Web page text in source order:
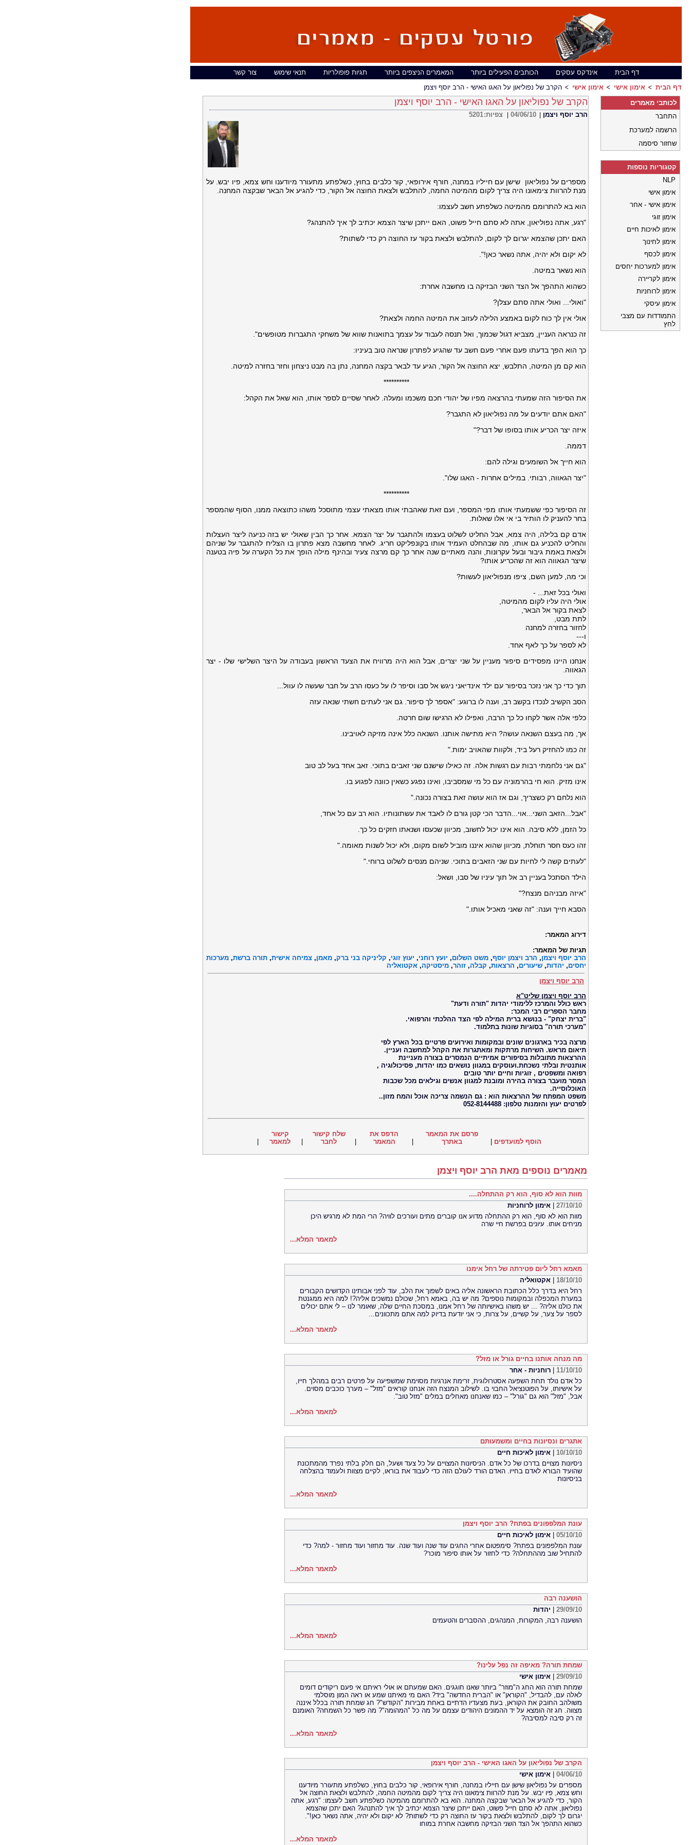
דף הבית אינדקס עסקים הכותבים הפעילים ביותר המאמרים הניצפים ביותר תגיות פופולריות תנאי שימוש
צור קשר
דף הבית
אימון אישי אימון אישי הקרב של נפוליאון על האגו האישי - הרב יוסף ויצמן
הקרב של נפוליאון על האגו האישי - הרב יוסף ויצמן
הרב יוסף ויצמן 04/06/10 צפיות:5201
מספרים על נפוליאון שישן עם חייליו במחנה, חורף אירופאי, קור כלבים בחוץ, כשלפתע מתעורר מיודענו וחש צמא, פיו יבש. על
מנת להרוות צימאונו היה צריך לקום מהמיטה החמה, להתלבש ולצאת החוצה אל הקור, כדי להגיע אל הבאר שבקצה המחנה.
הוא בא להתרומם מהמיטה כשלפתע חשב לעצמו:
"רגע, אתה נפוליאון, אתה לא סתם חייל פשוט, האם ייתכן שיצר הצמא יכתיב לך איך להתנהג?
האם יתכן שהצמא יגרום לך לקום, להתלבש ולצאת בקור עז החוצה רק כדי לשתות?
לא יקום ולא יהיה, אתה נשאר כאן!".
הוא נשאר במיטה.
כשהוא התהפך אל הצד השני הבזיקה בו מחשבה אחרת:
"ואולי... ואולי אתה סתם עצלן?
אולי אין לך כוח לקום באמצע הלילה לעזוב את המיטה החמה ולצאת?
זה כנראה העניין, מצביא דגול שכמוך, ואל תנסה לעבוד על עצמך בתואנות שווא של משחקי התגברות מטופשים".
כך הוא הפך בדעתו פעם אחרי פעם חשב עד שהגיע לפתרון שנראה טוב בעיניו:
הוא קם מן המיטה, התלבש, יצא החוצה אל הקור, הגיע עד לבאר בקצה המחנה, נתן בה מבט ניצחון וחזר בחזרה למיטה.
**********
את הסיפור הזה שמעתי בהרצאה מפיו של יהודי חכם משכמו ומעלה. לאחר שסיים לספר אותו, הוא שאל את הקהל:
"האם אתם יודעים על מה נפוליאון לא התגבר?
איזה יצר הכריע אותו בסופו של דבר?"
דממה.
הוא חייך אל השומעים וגילה להם:
"יצר הגאווה, רבותי. במילים אחרות - האגו שלו".
**********
זה הסיפור כפי ששמעתי אותו מפי המספר, ועם זאת שאהבתי אותו מצאתי עצמי מתוסכל משהו כתוצאה ממנו, הסוף שהמספר
בחר להעניק לו הותיר בי אי אלו שאלות.
אדם קם בלילה, היה צמא, אבל החליט לשלוט בעצמו ולהתגבר על יצר הצמא. אחר כך הבין שאולי יש בזה כניעה ליצר העצלות
והחליט להכניע גם אותו, מה שבהחלט העמיד אותו בקונפליקט חריג. לאחר מחשבה מצא פתרון בו הצליח להתגבר על שניהם
ולצאת באמת גיבור ובעל עקרונות, והנה מאתיים שנה אחר כך קם מרצה צעיר ובהינף מילה הופך את כל הקערה על פיה בטענה
שיצר הגאווה הוא זה שהכריע אותו?
וכי מה, למען השם, ציפו מנפוליאון לעשות?
ואולי בכל זאת... -
אולי היה עליו לקום מהמיטה,
לצאת בקור אל הבאר,
לתת מבט,
לחזור בחזרה למחנה
ו---
לא לספר על כך לאף אחד.
אנחנו היינו מפסידים סיפור מעניין על שני יצרים, אבל הוא היה מרוויח את הצעד הראשון בעבודה על היצר השלישי שלו - יצר
הגאווה.
תוך כדי כך אני נזכר בסיפור עם ילד אינדיאני ניגש אל סבו וסיפר לו על כעסו הרב על חבר שעשה לו עוול...
הסב הקשיב לנכדו בקשב רב, וענה לו ברוגע: "אספר לך סיפור. גם אני לעתים חשתי שנאה עזה
כלפי אלה אשר לקחו כל כך הרבה, ואפילו לא הרגישו שום חרטה.
אך, מה בעצם השנאה עושה? היא מתישה אותנו. השנאה כלל אינה מזיקה לאויבינו.
זה כמו להחזיק רעל ביד, ולקוות שהאויב ימות."
"גם אני נלחמתי רבות עם רגשות אלה. זה כאילו שישנם שני זאבים בתוכי. זאב אחד בעל לב טוב
אינו מזיק. הוא חי בהרמוניה עם כל מי שמסביבו, ואינו נפגע כשאין כוונה לפגוע בו.
הוא נלחם רק כשצריך, וגם אז הוא עושה זאת בצורה נכונה."
"אבל...הזאב השני...אוי...הדבר הכי קטן גורם לו לאבד את עשתונותיו. הוא רב עם כל אחד,
כל הזמן, ללא סיבה. הוא אינו יכול לחשוב, מכיוון שכעסו ושנאתו חזקים כל כך.
זהו כעס חסר תוחלת, מכיוון שהוא איננו מוביל לשום מקום, ולא יכול לשנות מאומה."
"לעתים קשה לי לחיות עם שני הזאבים בתוכי. שניהם מנסים לשלוט ברוחי."
הילד הסתכל בעניין רב אל תוך עיניו של סבו, ושאל:
"איזה מבניהם מנצח?"
הסבא חייך וענה: "זה שאני מאכיל אותו."
דירוג המאמר:
תגיות של המאמר:
הרב יוסף ויצמן, הרב ויצמן יוסף, משט השלום, יועץ רוחני, יעוץ זוגי, קליניקה בני ברק, מאמן, צמיחה אישית, תורה ברשת, מערכות
יחסים, יהדות, שיעורים, הרצאות, קבלה, זוהר, מיסטיקה, אקטואליה
הרב יוסף ויצמן
הרב יוסף ויצמן שליט"א
ראש כולל והמרכז ללימודי יהדות "תורה ודעת"
מחבר הספרים רבי המכר:
"ברית יצחק" - בנושא ברית המילה לפי הצד ההלכתי והרפואי.
"מערכי תורה" בסוגיות שונות בתלמוד.
מרצה בכיר בארגונים שונים ובמקומות ואירועים פרטיים בכל הארץ לפי
תיאום מראש. השיחות מרתקות ומאתגרות את הקהל למחשבה ועניין.
ההרצאות מתובלות בסיפורים אמיתיים הנמסרים בצורה מעניינת
אותנטית ובלתי נשכחת.ועוסקים במגוון נושאים כמו יהדות, פסיכולוגיה ,
רפואה ומשפטים , זוגיות וחיים יותר טובים
המסר מועבר בצורה בהירה ומובנת למגוון אנשים וגילאים מכל שכבות
האוכלוסייה.
משפט המפתח של ההרצאות הוא : גם הנשמה צריכה אוכל והמח מזון..
לפרטים יעוץ והזמנות טלפון: 052-8144488
הוסף למועדפים
פרסם את המאמר
באתרך
הדפס את
המאמר
שלח קישור
לחבר
קישור
למאמר
מאמרים נוספים מאת הרב יוסף ויצמן
מוות הוא לא סוף, הוא רק ההתחלה....
27/10/10
אימון לרוחניות
מוות הוא לא סוף, הוא רק ההתחלה מדוע אנו קוברים מתים ועורכים לוויה? הרי המת לא מרגיש היכן
מניחים אותו. עיונים בפרשת חיי שרה
למאמר המלא...
מאמא רחל ליום פטירתה של רחל אימנו
18/10/10
אקטואליה
רחל היא בדרך כלל הכתובת הראשונה אליה באים לשפוך את הלב, עוד לפני אבותינו הקדושים הקבורים
במערת המכפלה ובמקומות נוספים? מה יש בה, באמא רחל, שכולם נמשכים אליה?! למה היא ממגנטת
את כולנו אליה? ... יש משהו באישיותה של רחל אמנו, במסכת החיים שלה, שאומר לנו – לי אתם יכולים
לספר על צער, על קשיים, על צרות, כי אני יודעת בדיוק למה אתם מתכוונים...
למאמר המלא...
מה מנחה אותנו בחיים גורל או מזל?
11/10/10
רוחניות - אחר
כל אדם נולד תחת השפעה אסטרולוגית, זרימת אנרגיות מסוימת שמשפיעה על פרטים רבים במהלך חייו,
על אישיותו, על הפוטנציאל החבוי בו. לשילוב המנצח הזה אנחנו קוראים "מזל" – מערך כוכבים מסוים.
אבל, "מזל" הוא גם "גורל" – כמו שאנחנו מאחלים במלים "מזל טוב".
למאמר המלא...
אתגרים ונסיונות בחיים ומשמעותם
10/10/10
אימון לאיכות חיים
ניסיונות מצויים בדרכו של כל אדם. הניסיונות המצויים על כל צעד ושעל, הם חלק בלתי נפרד מהמתכונת
שהועיד הבורא לאדם בחייו. האדם הורד לעולם הזה כדי לעבוד את בוראו, לקיים מצוות ולעמוד בהצלחה
בניסיונות
למאמר המלא...
עונת המלפפונים בפתח? הרב יוסף ויצמן
05/10/10
אימון לאיכות חיים
עונת המלפפונים בפתח? סימפטום אחרי החגים עוד שנה ועוד שנה. עוד מחזור ועוד מחזור - למה? כדי
להתחיל שוב מההתחלה? כדי לחזור על אותו סיפור מוכר?
למאמר המלא...
הושענה רבה
29/09/10
יהדות
הושענה רבה, המקורות, המנהגים, ההסברים והטעמים
למאמר המלא...
שמחת תורה? מאיפה זה נפל עלינו?
29/09/10
אימון אישי
שמחת תורה הוא החג ה"מוזר" ביותר שאנו חוגגים. האם שמעתם או אולי ראיתם אי פעם ריקודים דומים
לאלה עם, להבדיל, "הקוראן" או "הברית החדשה" ביד? האם מי מאיתנו שמע או ראה המון מוסלמי
משולהב החובק את הקוראן, בעת מצעדיו הדתיים באחת מבירות "הקודש"? חג שמחת תורה בכלל איננה
מצווה. חג זה הומצא על יד ההמונים היהודים עצמם על מה כל "המהומה"? מה פשר כל השמחה? האומנם
זה רק סיבה למסיבה?
למאמר המלא...
הקרב של נפוליאון על האגו האישי - הרב יוסף ויצמן
04/06/10
אימון אישי
מספרים על נפוליאון שישן עם חייליו במחנה, חורף אירופאי, קור כלבים בחוץ, כשלפתע מתעורר מיודענו
וחש צמא, פיו יבש. על מנת להרוות צימאונו היה צריך לקום מהמיטה החמה, להתלבש ולצאת החוצה אל
הקור, כדי להגיע אל הבאר שבקצה המחנה. הוא בא להתרומם מהמיטה כשלפתע חשב לעצמו: "רגע, אתה
נפוליאון, אתה לא סתם חייל פשוט, האם ייתכן שיצר הצמא יכתיב לך איך להתנהג? האם יתכן שהצמא
יגרום לך לקום, להתלבש ולצאת בקור עז החוצה רק כדי לשתות? לא יקום ולא יהיה, אתה נשאר כאן!".
כשהוא התהפך אל הצד השני הבזיקה מחשבה אחרת במוחו
למאמר המלא...
לכותבי מאמרים
התחבר
הרשמה למערכת
שחזור סיסמה
קטגוריות נוספות
NLP
אימון אישי
אימון אישי - אחר
אימון זוגי
אימון לאיכות חיים
אימון לחינוך
אימון לכסף
אימון למערכות יחסים
אימון לקריירה
אימון לרוחניות
אימון עיסקי
התמודדות עם מצבי
לחץ